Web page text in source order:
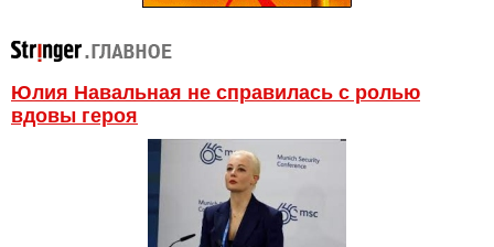
Юлия Навальная не справилась с ролью
вдовы героя